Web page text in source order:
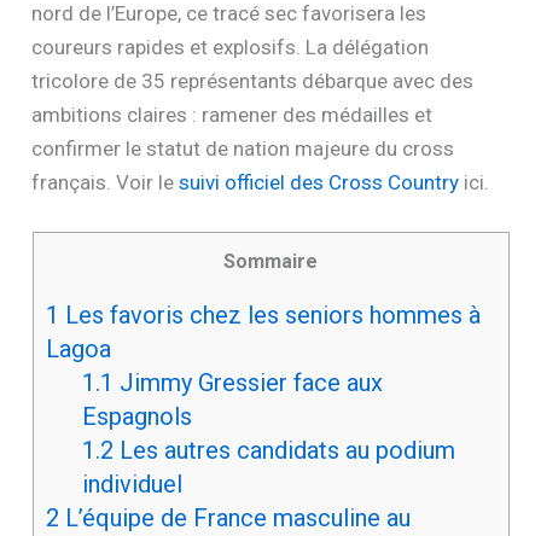
nord de l’Europe, ce tracé sec favorisera les
coureurs rapides et explosifs. La délégation
tricolore de 35 représentants débarque avec des
ambitions claires : ramener des médailles et
confirmer le statut de nation majeure du cross
français. Voir lesuivi officiel des Cross Country ici.
Sommaire
1 Les favoris chez les seniors hommes à
Lagoa
1.1 Jimmy Gressier face aux
Espagnols
1.2 Les autres candidats au podium
individuel
2 L’équipe de France masculine au